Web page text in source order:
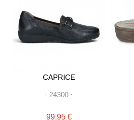
CAPRICE
· 24300 ·
99,95 €